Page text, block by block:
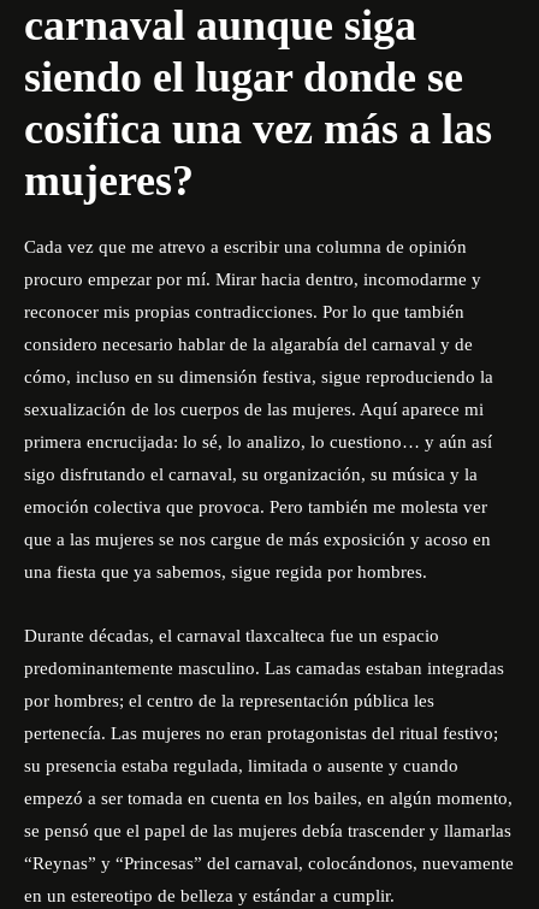
carnaval aunque siga
siendo el lugar donde se
cosifica una vez más a las
mujeres?
Cada vez que me atrevo a escribir una columna de opinión
procuro empezar por mí. Mirar hacia dentro, incomodarme y
reconocer mis propias contradicciones. Por lo que también
considero necesario hablar de la algarabía del carnaval y de
cómo, incluso en su dimensión festiva, sigue reproduciendo la
sexualización de los cuerpos de las mujeres. Aquí aparece mi
primera encrucijada: lo sé, lo analizo, lo cuestiono… y aún así
sigo disfrutando el carnaval, su organización, su música y la
emoción colectiva que provoca. Pero también me molesta ver
que a las mujeres se nos cargue de más exposición y acoso en
una fiesta que ya sabemos, sigue regida por hombres.
Durante décadas, el carnaval tlaxcalteca fue un espacio
predominantemente masculino. Las camadas estaban integradas
por hombres; el centro de la representación pública les
pertenecía. Las mujeres no eran protagonistas del ritual festivo;
su presencia estaba regulada, limitada o ausente y cuando
empezó a ser tomada en cuenta en los bailes, en algún momento,
se pensó que el papel de las mujeres debía trascender y llamarlas
“Reynas” y “Princesas” del carnaval, colocándonos, nuevamente
en un estereotipo de belleza y estándar a cumplir.